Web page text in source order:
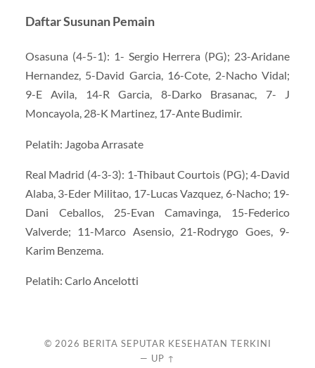
Daftar Susunan Pemain
Osasuna (4-5-1): 1- Sergio Herrera (PG); 23-Aridane
Hernandez, 5-David Garcia, 16-Cote, 2-Nacho Vidal;
9-E Avila, 14-R Garcia, 8-Darko Brasanac, 7- J
Moncayola, 28-K Martinez, 17-Ante Budimir.
Pelatih: Jagoba Arrasate
Real Madrid (4-3-3): 1-Thibaut Courtois (PG); 4-David
Alaba, 3-Eder Militao, 17-Lucas Vazquez, 6-Nacho; 19-
Dani Ceballos, 25-Evan Camavinga, 15-Federico
Valverde; 11-Marco Asensio, 21-Rodrygo Goes, 9-
Karim Benzema.
Pelatih: Carlo Ancelotti
© 2026 BERITA SEPUTAR KESEHATAN TERKINI
— UP ↑